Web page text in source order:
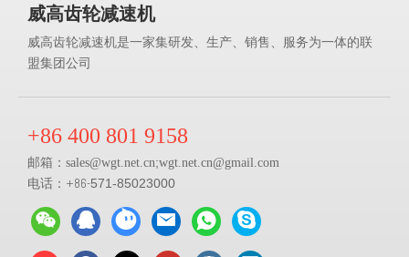
威高齿轮减速机
威高齿轮减速机是一家集研发、生产、销售、服务为一体的联
盟集团公司
+86 400 801 9158
邮箱： sales@wgt.net.cn;wgt.net.cn@gmail.com
电话：+86-571-85023000